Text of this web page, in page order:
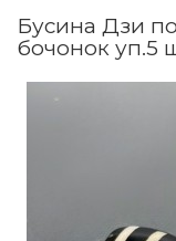
Бусина Дзи
бочонок уп.5